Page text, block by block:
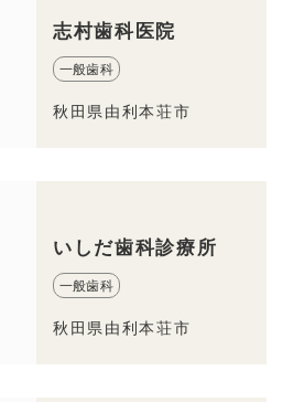
志村歯科医院
一般歯科
秋田県由利本荘市
いしだ歯科診療所
一般歯科
秋田県由利本荘市